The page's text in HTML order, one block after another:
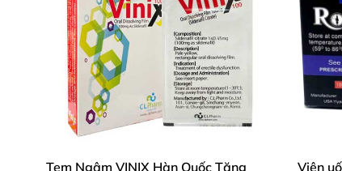
Đây là sản phẩm chuyên trị rối loạn
tự nhiên.
Ban đầu, Viagra ra đời chỉ như là liều
sản phẩm còn nhận ra rằng vị thuốc còn
Ngay sau đó, Viagra đã được phát triển
Sản phẩm này có tốt không
Tem Ngậm VINIX Hàn Quốc Tăng
Viên